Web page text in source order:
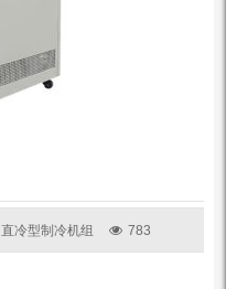
直冷型制冷机组 783